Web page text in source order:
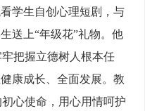
学生自创心理短剧，与
送上“年级花”礼物。他
把握立德树人根本任
康成长、全面发展。教
心使命，用心用情呵护